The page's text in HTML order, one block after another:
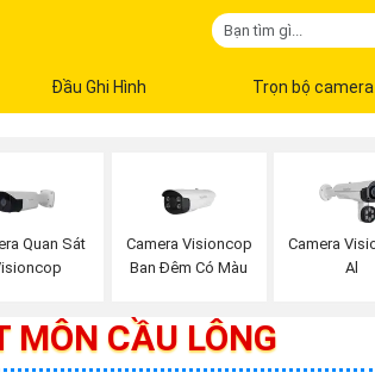
Đầu Ghi Hình Trọn bộ camera
Quan Sát
Camera Visioncop
Ban Đêm Có Màu
Camera
Al
MÔN CẦU LÔNG